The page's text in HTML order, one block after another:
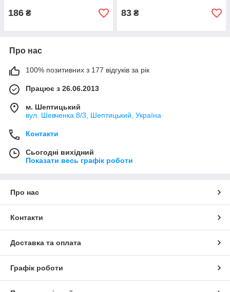
186 ₴ 83 ₴
Про нас
100% позитивних з 177 відгуків за рік
Працює з 26.06.2013
м. Шептицький
вул. Шевченка 8/3, Шептицький, Україна
Контакти
Сьогодні вихідний
Показати весь графік роботи
Про нас
Контакти
Доставка та оплата
Графік роботи